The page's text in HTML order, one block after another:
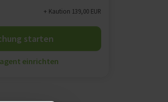
+ Kaution 139,00 EUR
starten
einrichten